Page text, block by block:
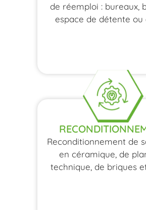
de réemploi : bureaux,
espace de détente ou
Reconditionnement de
en céramique, de
technique, de briques